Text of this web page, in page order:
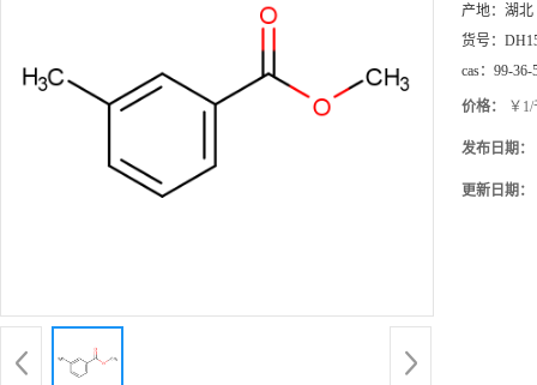
产地： 湖北
货号：
cas： 99-36-
价格： ￥
发布日期：
更新日期：